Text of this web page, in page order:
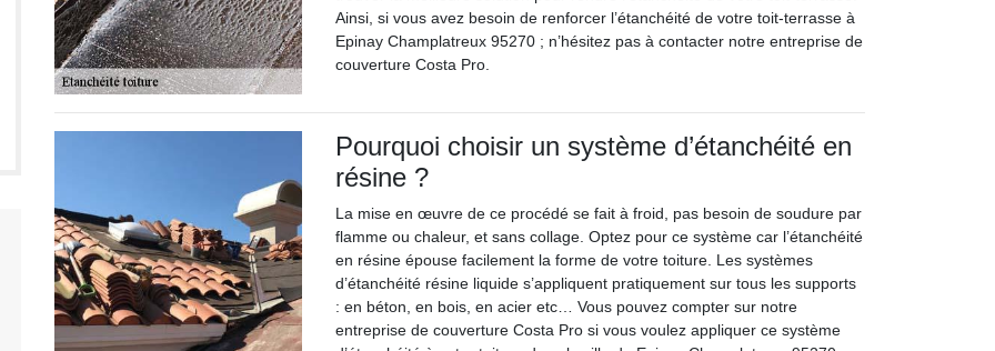
Ainsi, si vous avez besoin de renforcer l’étanchéité de votre toit-terrasse à
Epinay Champlatreux 95270 ; n’hésitez pas à contacter notre entreprise de
couverture Costa Pro.
Pourquoi choisir un système d’étanchéité en
résine ?
La mise en œuvre de ce procédé se fait à froid, pas besoin de soudure par
flamme ou chaleur, et sans collage. Optez pour ce système car l’étanchéité
en résine épouse facilement la forme de votre toiture. Les systèmes
d’étanchéité résine liquide s’appliquent pratiquement sur tous les supports
: en béton, en bois, en acier etc… Vous pouvez compter sur notre
entreprise de couverture Costa Pro si vous voulez appliquer ce système